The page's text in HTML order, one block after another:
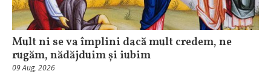
Mult ni se va împlini dacă mult credem, ne
rugăm, nădăjduim și iubim
09 Aug, 2026